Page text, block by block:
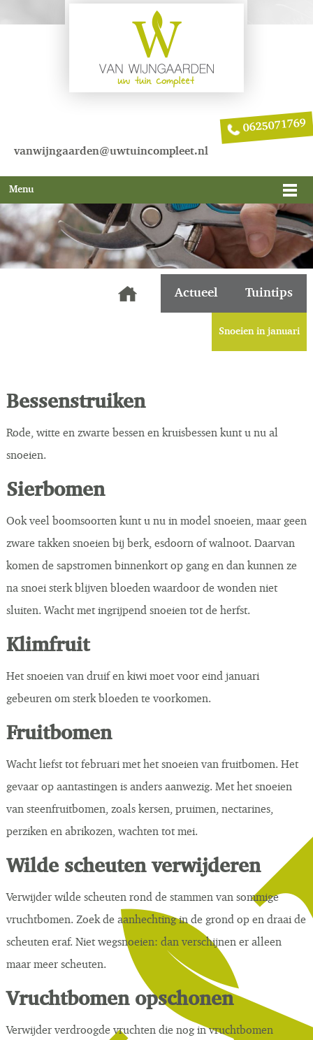
0625071769
vanwijngaarden@uwtuincompleet.nl
Menu
Actueel Tuintips
Snoeien in januari
Bessenstruiken
Rode, witte en zwarte bessen en kruisbessen kunt u nu al
snoeien.
Sierbomen
Ook veel boomsoorten kunt u nu in model snoeien, maar geen
zware takken snoeien bij berk, esdoorn of walnoot. Daarvan
komen de sapstromen binnenkort op gang en dan kunnen ze
na snoei sterk blijven bloeden waardoor de wonden niet
sluiten. Wacht met ingrijpend snoeien tot de herfst.
Klimfruit
Het snoeien van druif en kiwi moet voor eind januari
gebeuren om sterk bloeden te voorkomen.
Fruitbomen
Wacht liefst tot februari met het snoeien van fruitbomen. Het
gevaar op aantastingen is anders aanwezig. Met het snoeien
van steenfruitbomen, zoals kersen, pruimen, nectarines,
perziken en abrikozen, wachten tot mei.
Wilde scheuten verwijderen
Verwijder wilde scheuten rond de stammen van sommige
vruchtbomen. Zoek de aanhechting in de grond op en draai de
scheuten eraf. Niet wegsnoeien: dan verschijnen er alleen
maar meer scheuten.
Vruchtbomen opschonen
Verwijder verdroogde vruchten die nog in vruchtbomen